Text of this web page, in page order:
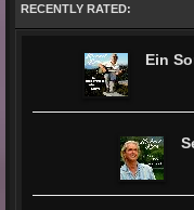
RECENTLY RATED:
Ein